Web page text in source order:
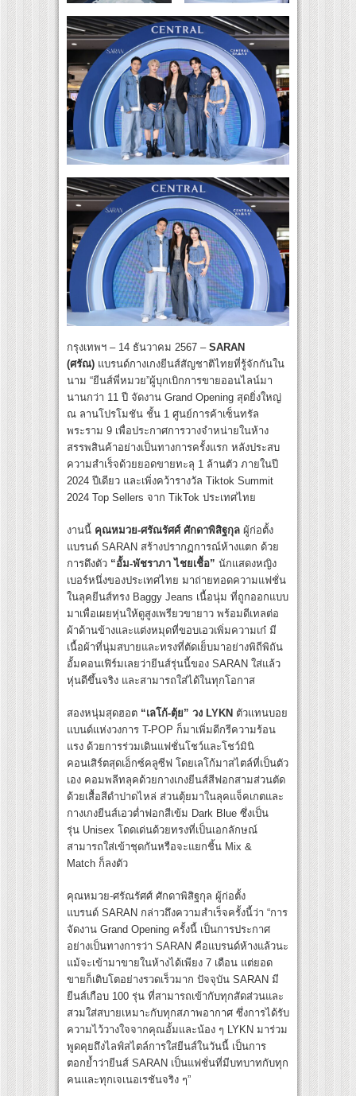
กรุงเทพฯ – 14 ธันวาคม 2567 – SARAN
(ศรัณ) แบรนด์กางเกงยีนส์สัญชาติไทยที่รู้จักกันใน
นาม “ยีนส์พี่หมวย”ผู้บุกเบิกการขายออนไลน์มา
นานกว่า 11 ปี จัดงาน Grand Opening สุดยิ่งใหญ่
ณ ลานโปรโมชัน ชั้น 1 ศูนย์การค้าเซ็นทรัล
พระราม 9 เพื่อประกาศการวางจำหน่ายในห้าง
สรรพสินค้าอย่างเป็นทางการครั้งแรก หลังประสบ
ความสำเร็จด้วยยอดขายทะลุ 1 ล้านตัว ภายในปี
2024 ปีเดียว และเพิ่งคว้ารางวัล Tiktok Summit
2024 Top Sellers จาก TikTok ประเทศไทย
งานนี้ คุณหมวย-ศรัณรัศศ์ ศักดาพิสิฐกุล ผู้ก่อตั้ง
แบรนด์ SARAN สร้างปรากฏการณ์ห้างแตก ด้วย
การดึงตัว “อั้ม-พัชราภา ไชยเชื้อ” นักแสดงหญิง
เบอร์หนึ่งของประเทศไทย มาถ่ายทอดความแฟชั่น
ในลุคยีนส์ทรง Baggy Jeans เนื้อนุ่ม ที่ถูกออกแบบ
มาเพื่อเผยหุ่นให้ดูสูงเพรียวขายาว พร้อมดีเทลต่อ
ผ้าด้านข้างและแต่งหมุดที่ขอบเอวเพิ่มความเก๋ มี
เนื้อผ้าที่นุ่มสบายและทรงที่ตัดเย็บมาอย่างพิถีพิถัน
อั้มคอนเฟิร์มเลยว่ายีนส์รุ่นนี้ของ SARAN ใส่แล้ว
หุ่นดีขึ้นจริง และสามารถใส่ได้ในทุกโอกาส
สองหนุ่มสุดฮอต “เลโก้-ตุ้ย” วง LYKN ตัวแทนบอย
แบนด์แห่งวงการ T-POP ก็มาเพิ่มดีกรีความร้อน
แรง ด้วยการร่วมเดินแฟชั่นโชว์และโชว์มินิ
คอนเสิร์ตสุดเอ็กซ์คลูซีฟ โดยเลโก้มาสไตล์ที่เป็นตัว
เอง คอมพลีทลุคด้วยกางเกงยีนส์สีฟอกสามส่วนตัด
ด้วยเสื้อสีดำปาดไหล่ ส่วนตุ้ยมาในลุคแจ็คเกตและ
กางเกงยีนส์เอวต่ำฟอกสีเข้ม Dark Blue ซึ่งเป็น
รุ่น Unisex โดดเด่นด้วยทรงที่เป็นเอกลักษณ์
สามารถใส่เข้าชุดกันหรือจะแยกชิ้น Mix &
Match ก็ลงตัว
คุณหมวย-ศรัณรัศศ์ ศักดาพิสิฐกุล ผู้ก่อตั้ง
แบรนด์ SARAN กล่าวถึงความสำเร็จครั้งนี้ว่า “การ
จัดงาน Grand Opening ครั้งนี้ เป็นการประกาศ
อย่างเป็นทางการว่า SARAN คือแบรนด์ห้างแล้วนะ
แม้จะเข้ามาขายในห้างได้เพียง 7 เดือน แต่ยอด
ขายก็เติบโตอย่างรวดเร็วมาก ปัจจุบัน SARAN มี
ยีนส์เกือบ 100 รุ่น ที่สามารถเข้ากับทุกสัดส่วนและ
สวมใส่สบายเหมาะกับทุกสภาพอากาศ ซึ่งการได้รับ
ความไว้วางใจจากคุณอั้มและน้อง ๆ LYKN มาร่วม
พูดคุยถึงไลฟ์สไตล์การใส่ยีนส์ในวันนี้ เป็นการ
ตอกย้ำว่ายีนส์ SARAN เป็นแฟชั่นที่มีบทบาทกับทุก
คนและทุกเจเนอเรชันจริง ๆ”